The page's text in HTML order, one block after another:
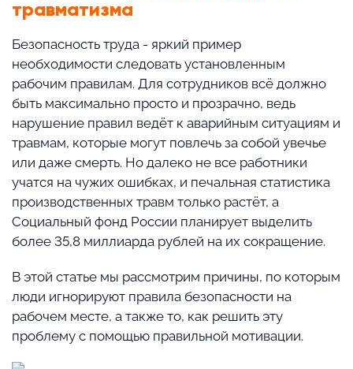
травматизма
Безопасность труда - яркий пример
необходимости следовать установленным
рабочим правилам. Для сотрудников всё должно
быть максимально просто и прозрачно, ведь
нарушение правил ведёт к аварийным ситуациям и
травмам, которые могут повлечь за собой увечье
или даже смерть. Но далеко не все работники
учатся на чужих ошибках, и печальная статистика
производственных травм только растёт, а
Социальный фонд России планирует выделить
более 35,8 миллиарда рублей на их сокращение.
В этой статье мы рассмотрим причины, по которым
люди игнорируют правила безопасности на
рабочем месте, а также то, как решить эту
проблему с помощью правильной мотивации.